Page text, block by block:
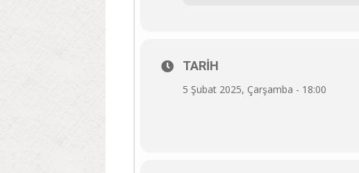
TARIH
5 Şubat 2025, Çarşamba - 18:00